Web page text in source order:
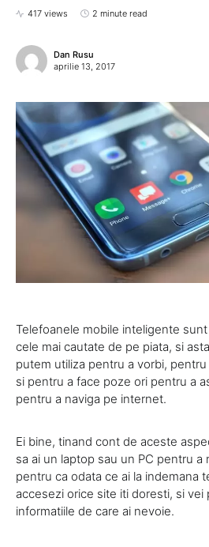
417 views 2 minute read
Dan Rusu
aprilie 13, 2017
Telefoanele mobile inteligente
cele mai cautate de pe piata, si
putem utiliza pentru a vorbi,
si pentru a face poze ori pentru a
pentru a naviga pe internet.
Ei bine, tinand cont de aceste
sa ai un laptop sau un PC pentru a
pentru ca odata ce ai la indemana
accesezi orice site iti doresti, si vei
informatiile de care ai nevoie.